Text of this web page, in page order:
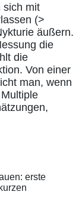
sich mit
(>
äußern.
die
die
Von einer
man, wenn